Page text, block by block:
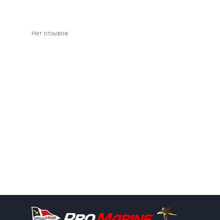
Нет отзывов